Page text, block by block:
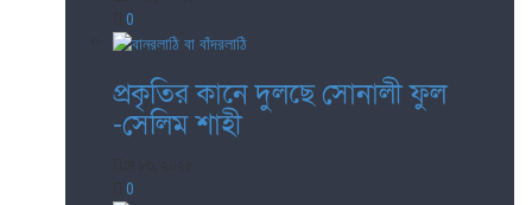
0
প্রকৃতির কানে দুলছে সোনালী ফুল
-সেলিম শাহী
0